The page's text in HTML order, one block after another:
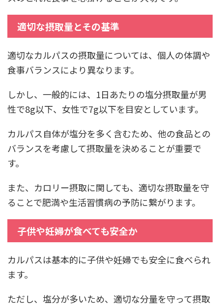
適切な摂取量とその基準
適切なカルパスの摂取量については、個人の体調や
食事バランスにより異なります。
しかし、一般的には、1日あたりの塩分摂取量が男
性で8g以下、女性で7g以下を目安としています。
カルパス自体が塩分を多く含むため、他の食品との
バランスを考慮して摂取量を決めることが重要で
す。
また、カロリー摂取に関しても、適切な摂取量を守
ることで肥満や生活習慣病の予防に繋がります。
子供や妊婦が食べても安全か
カルパスは基本的に子供や妊婦でも安全に食べられ
ます。
ただし、塩分が多いため、適切な分量を守って摂取